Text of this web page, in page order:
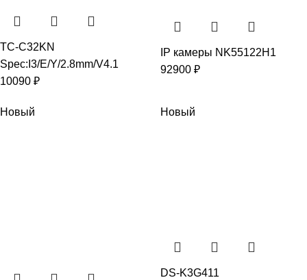
TC-C32KN
Spec:I3/E/Y/2.8mm/V4.1
10090 ₽
IP камеры NK55122H1
92900 ₽
Новый Новый
DS-K3G411